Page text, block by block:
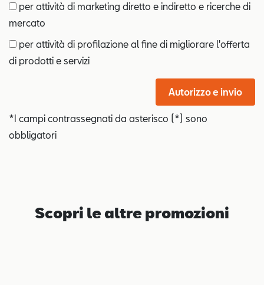
per attività di marketing diretto e indiretto e ricerche di
mercato
per attività di profilazione al fine di migliorare l'offerta
di prodotti e servizi
Autorizzo e invio
*I campi contrassegnati da asterisco (*) sono
obbligatori
Scopri le altre promozioni